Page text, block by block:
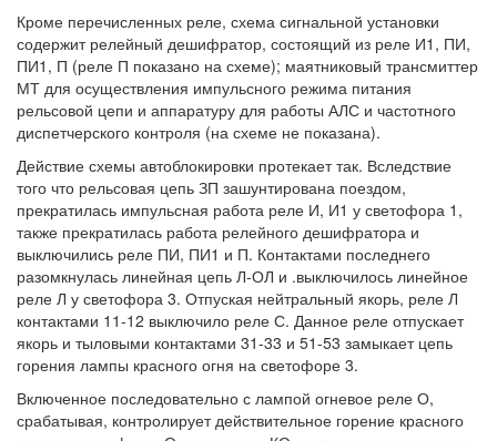
Кроме перечисленных реле, схема сигнальной установки
содержит релейный дешифратор, состоящий из реле И1, ПИ,
ПИ1, П (реле П показано на схеме); маятниковый трансмиттер
МТ для осуществления импульсного режима питания
рельсовой цепи и аппаратуру для работы АЛС и частотного
диспетчерского контроля (на схеме не показана).
Действие схемы автоблокировки протекает так. Вследствие
того что рельсовая цепь ЗП зашунтирована поездом,
прекратилась импульсная работа реле И, И1 у светофора 1,
также прекратилась работа релейного дешифратора и
выключились реле ПИ, ПИ1 и П. Контактами последнего
разомкнулась линейная цепь Л-ОЛ и .выключилось линейное
реле Л у светофора 3. Отпуская нейтральный якорь, реле Л
контактами 11-12 выключило реле С. Данное реле отпускает
якорь и тыловыми контактами 31-33 и 51-53 замыкает цепь
горения лампы красного огня на светофоре 3.
Включенное последовательно с лампой огневое реле О,
срабатывая, контролирует действительное горение красного